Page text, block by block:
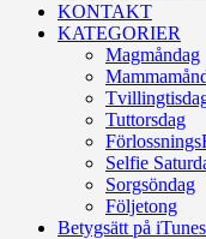
KONTAKT
KATEGORIER
Magmåndag
Tuttorsdag
Selfie
Sorgsöndag
Följetong
Betygsätt på iTunes